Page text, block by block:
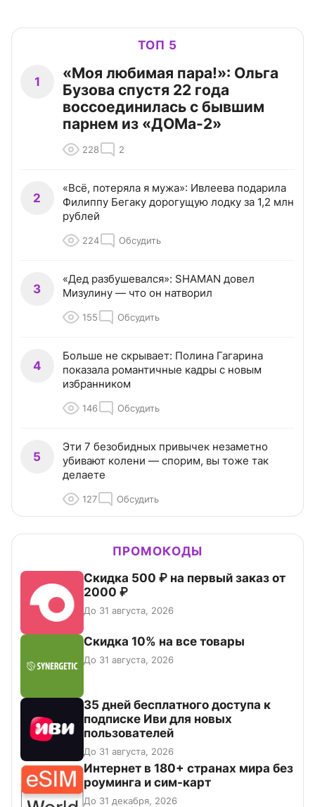
ТОП 5
1
«Моя любимая пара!»: Ольга
Бузова спустя 22 года
воссоединилась с бывшим
парнем из «ДОМа-2»
228 2
2
«Всё, потеряла я мужа»: Ивлеева подарила
Филиппу Бегаку дорогущую лодку за 1,2 млн
рублей
224 Обсудить
3
«Дед разбушевался»: SHAMAN довел
Мизулину — что он натворил
155 Обсудить
4
Больше не скрывает: Полина Гагарина
показала романтичные кадры с новым
избранником
146 Обсудить
5
Эти 7 безобидных привычек незаметно
убивают колени — спорим, вы тоже так
делаете
127 Обсудить
ПРОМОКОДЫ
Скидка 500 ₽ на первый заказ от
2000 ₽
До 31 августа, 2026
Скидка 10% на все товары
До 31 августа, 2026
35 дней бесплатного доступа к
подписке Иви для новых
пользователей
До 31 августа, 2026
Интернет в 180+ странах мира без
роуминга и сим-карт
До 31 декабря, 2026